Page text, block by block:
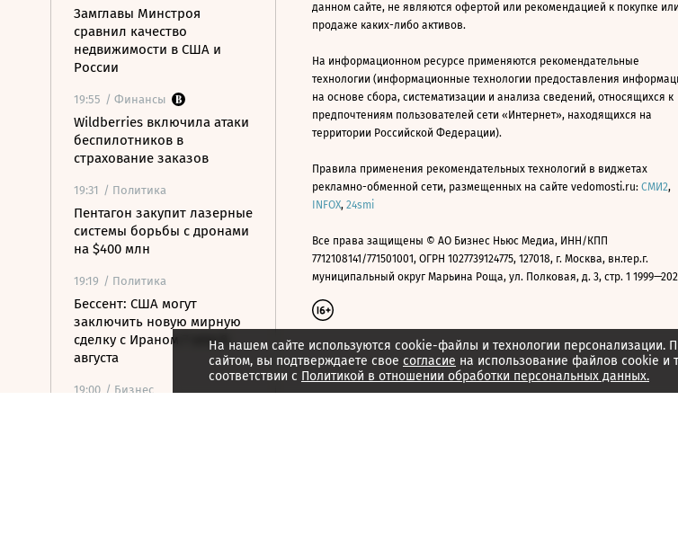
Замглавы Минстроя
сравнил качество
недвижимости в США и
России
19:55 / Финансы
Wildberries включила атаки
беспилотников в
страхование заказов
19:31 / Политика
Пентагон закупит лазерные
системы борьбы с дронами
на $400 млн
19:19 / Политика
Бессент: США могут
заключить новую мирную
сделку с Ираном 7 или 8
августа
19:00 / Бизнес
На нашем сайте используются cookie-файлы и технологии персонализации.
сайтом, вы подтверждаете свое согласие на использование файлов cookie и
соответствии с Политикой в отношении обработки персональных данных.
данном сайте, не являются офертой или рекомендацией к покупке или
продаже каких-либо активов.
На информационном ресурсе применяются рекомендательные
технологии (информационные технологии предоставления
на основе сбора, систематизации и анализа сведений, относящихся к
предпочтениям пользователей сети «Интернет», находящихся на
территории Российской Федерации).
Правила применения рекомендательных технологий в виджетах
рекламно-обменной сети, размещенных на сайте vedomosti.ru: СМИ2,
INFOX, 24smi
Все права защищены © АО Бизнес Ньюс Медиа, ИНН/КПП
7712108141/771501001, ОГРН 1027739124775, 127018, г. Москва, вн.тер.г.
муниципальный округ Марьина Роща, ул. Полковая, д. 3, стр. 1